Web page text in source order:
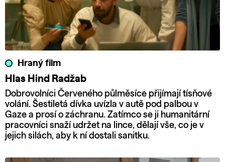
Hraný film
Hlas Hind Radžab
Dobrovolníci Červeného půlměsíce přijímají tísňové
volání. Šestiletá dívka uvízla v autě pod palbou v
Gaze a prosí o záchranu. Zatímco se ji humanitární
pracovníci snaží udržet na lince, dělají vše, co je v
jejich silách, aby k ní dostali sanitku.